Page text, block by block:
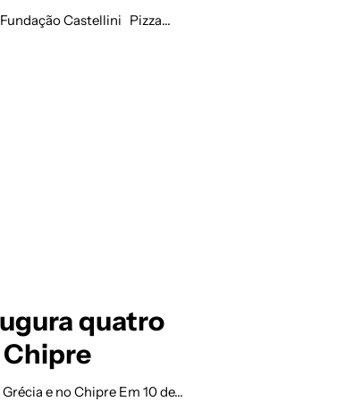
Castellini Pizza…
quatro
Chipre
e no Chipre Em 10 de…